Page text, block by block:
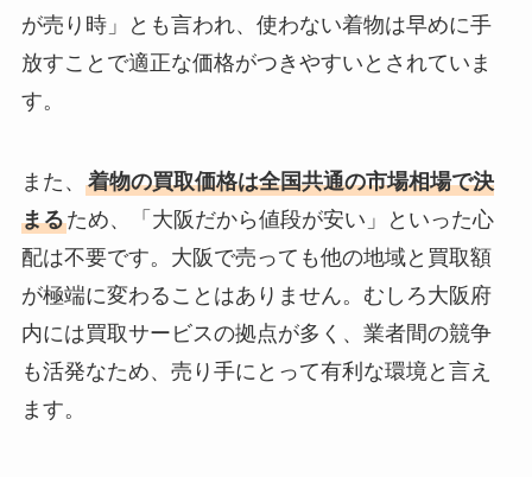
が売り時」とも言われ、使わない着物は早めに手
放すことで適正な価格がつきやすいとされていま
す。
また、 着物の買取価格は全国共通の市場相場で決
まるため、「大阪だから値段が安い」といった心
配は不要です。大阪で売っても他の地域と買取額
が極端に変わることはありません。むしろ大阪府
内には買取サービスの拠点が多く、業者間の競争
も活発なため、売り手にとって有利な環境と言え
ます。